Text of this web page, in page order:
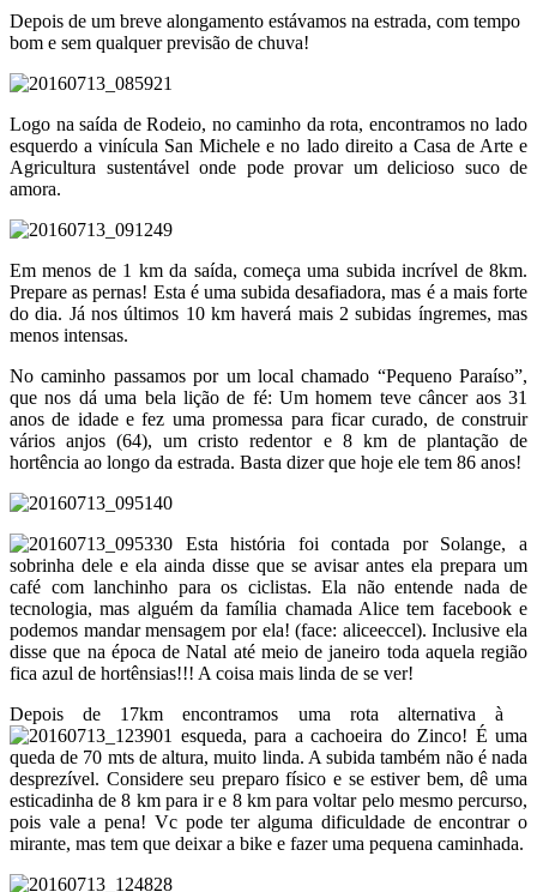
Depois de um breve alongamento estávamos na estrada, com tempo
bom e sem qualquer previsão de chuva!
Logo na saída de Rodeio, no caminho da rota, encontramos no lado
esquerdo a vinícula San Michele e no lado direito a Casa de Arte e
Agricultura sustentável onde pode provar um delicioso suco de
amora.
Em menos de 1 km da saída, começa uma subida incrível de 8km.
Prepare as pernas! Esta é uma subida desafiadora, mas é a mais forte
do dia. Já nos últimos 10 km haverá mais 2 subidas íngremes, mas
menos intensas.
No caminho passamos por um local chamado “Pequeno Paraíso”,
que nos dá uma bela lição de fé: Um homem teve câncer aos 31
anos de idade e fez uma promessa para ficar curado, de construir
vários anjos (64), um cristo redentor e 8 km de plantação de
hortência ao longo da estrada. Basta dizer que hoje ele tem 86 anos!
Esta história foi contada por Solange, a
sobrinha dele e ela ainda disse que se avisar antes ela prepara um
café com lanchinho para os ciclistas. Ela não entende nada de
tecnologia, mas alguém da família chamada Alice tem facebook e
podemos mandar mensagem por ela! (face: aliceeccel). Inclusive ela
disse que na época de Natal até meio de janeiro toda aquela região
fica azul de hortênsias!!! A coisa mais linda de se ver!
Depois de 17km encontramos uma rota alternativa à
esqueda, para a cachoeira do Zinco! É uma
queda de 70 mts de altura, muito linda. A subida também não é nada
desprezível. Considere seu preparo físico e se estiver bem, dê uma
esticadinha de 8 km para ir e 8 km para voltar pelo mesmo percurso,
pois vale a pena! Vc pode ter alguma dificuldade de encontrar o
mirante, mas tem que deixar a bike e fazer uma pequena caminhada.